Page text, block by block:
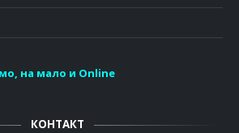
на мало и Online
КОНТАКТ